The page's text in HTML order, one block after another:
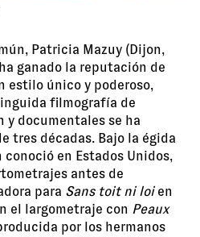
Patricia Mazuy (Dijon,
ganado la reputación de
estilo único y poderoso,
filmografía de
y documentales se ha
tres décadas. Bajo la égida
conoció en Estados Unidos,
antes de
para Sans toit ni loien
el largometraje con Peaux
por los hermanos